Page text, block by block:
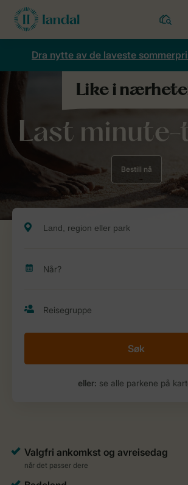
Parker
Dra nytte av de laveste
Last
Bestill nå
Søk
eller: se alle parkene på